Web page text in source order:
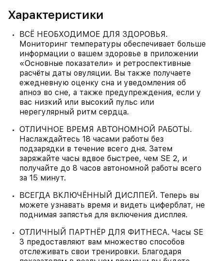
Характеристики
ВСЁ НЕОБХОДИМОЕ ДЛЯ ЗДОРОВЬЯ.
Мониторинг температуры обеспечивает больше
информации о вашем здоровье в приложении
«Основные показатели» и ретроспективные
расчёты даты овуляции. Вы также получаете
ежедневную оценку сна и уведомления об
апноэ во сне, а также предупреждения, если у
вас низкий или высокий пульс или
нерегулярный ритм сердца.
ОТЛИЧНОЕ ВРЕМЯ АВТОНОМНОЙ РАБОТЫ.
Наслаждайтесь 18 часами работы без
подзарядки в течение всего дня. Затем
заряжайте часы вдвое быстрее, чем SE 2, и
получайте до 8 часов автономной работы всего
за 15 минут.
ВСЕГДА ВКЛЮЧЁННЫЙ ДИСЛПЕЙ. Теперь вы
можете узнавать время и видеть циферблат, не
поднимая запястья для включения дисплея.
ОТЛИЧНЫЙ ПАРТНЁР ДЛЯ ФИТНЕСА. Часы SE
3 предоставляют вам множество способов
отслеживать свои тренировки. Благодаря